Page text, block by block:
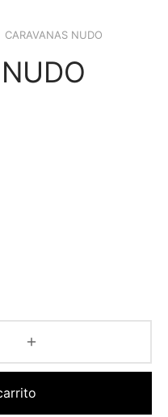
CARAVANAS NUDO